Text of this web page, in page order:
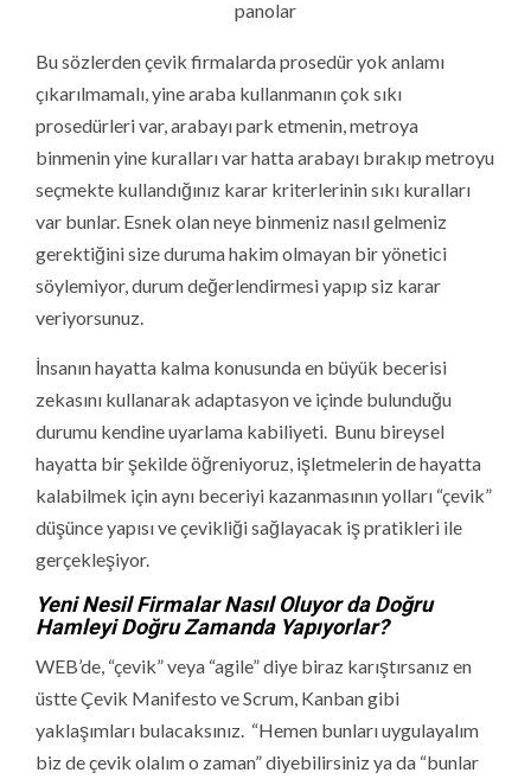
panolar
Bu sözlerden çevik firmalarda prosedür yok anlamı
çıkarılmamalı, yine araba kullanmanın çok sıkı
prosedürleri var, arabayı park etmenin, metroya
binmenin yine kuralları var hatta arabayı bırakıp metroyu
seçmekte kullandığınız karar kriterlerinin sıkı kuralları
var bunlar. Esnek olan neye binmeniz nasıl gelmeniz
gerektiğini size duruma hakim olmayan bir yönetici
söylemiyor, durum değerlendirmesi yapıp siz karar
veriyorsunuz.
İnsanın hayatta kalma konusunda en büyük becerisi
zekasını kullanarak adaptasyon ve içinde bulunduğu
durumu kendine uyarlama kabiliyeti. Bunu bireysel
hayatta bir şekilde öğreniyoruz, işletmelerin de hayatta
kalabilmek için aynı beceriyi kazanmasının yolları “çevik”
düşünce yapısı ve çevikliği sağlayacak iş pratikleri ile
gerçekleşiyor.
Yeni Nesil Firmalar Nasıl Oluyor da Doğru
Hamleyi Doğru Zamanda Yapıyorlar?
WEB’de, “çevik” veya “agile” diye biraz karıştırsanız en
üstte Çevik Manifesto ve Scrum, Kanban gibi
yaklaşımları bulacaksınız. “Hemen bunları uygulayalım
biz de çevik olalım o zaman” diyebilirsiniz ya da “bunlar